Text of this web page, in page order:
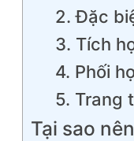
2. Đặc
3. Tích
4. Phối
5. Trang
Tại sao